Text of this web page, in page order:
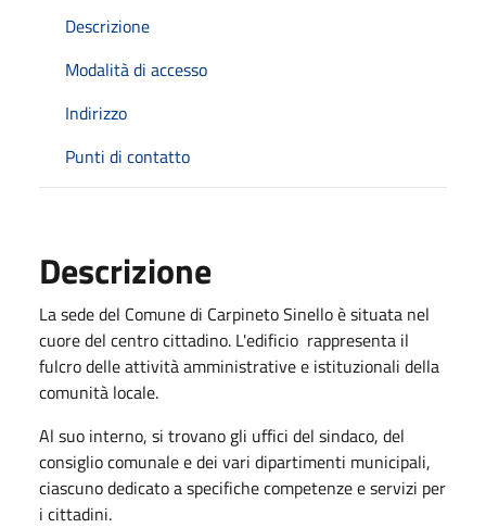
Descrizione
Modalità di accesso
Indirizzo
Punti di contatto
Descrizione
La sede del Comune di Carpineto Sinello è situata nel
cuore del centro cittadino. L'edificio rappresenta il
fulcro delle attività amministrative e istituzionali della
comunità locale.
Al suo interno, si trovano gli uffici del sindaco, del
consiglio comunale e dei vari dipartimenti municipali,
ciascuno dedicato a specifiche competenze e servizi per
i cittadini.